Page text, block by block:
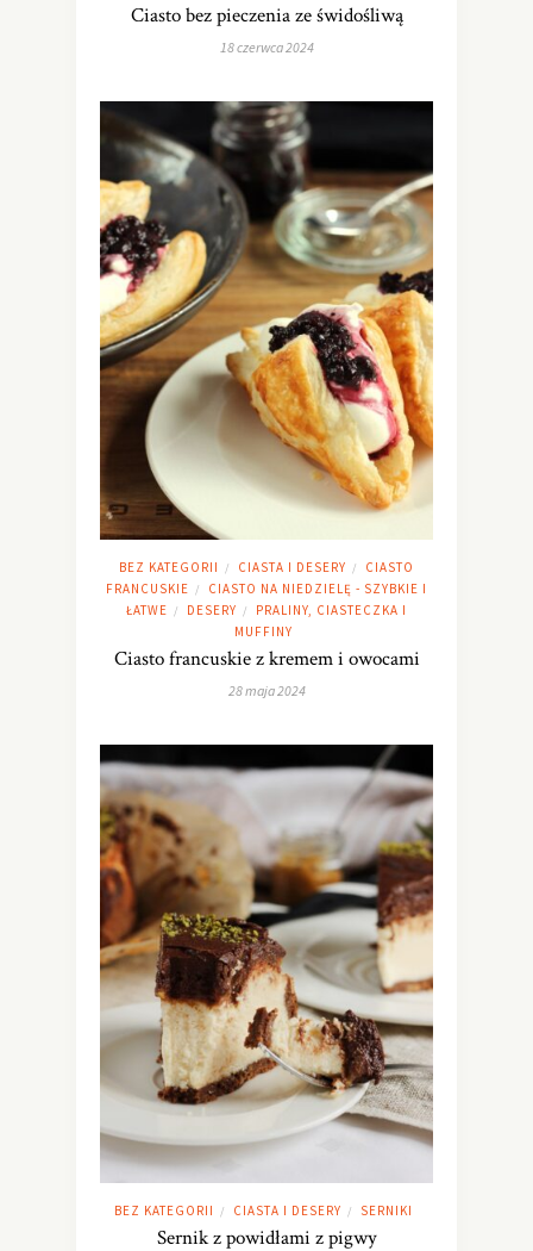
Ciasto bez pieczenia ze świdośliwą
18 czerwca 2024
BEZ KATEGORII / CIASTA I DESERY /
CIASTO
FRANCUSKIE /
CIASTO NA NIEDZIELĘ - SZYBKIE I
ŁATWE / DESERY /
PRALINY, CIASTECZKA I
MUFFINY
Ciasto francuskie z kremem i owocami
28 maja 2024
BEZ KATEGORII / CIASTA I DESERY / SERNIKI
Sernik z powidłami z pigwy